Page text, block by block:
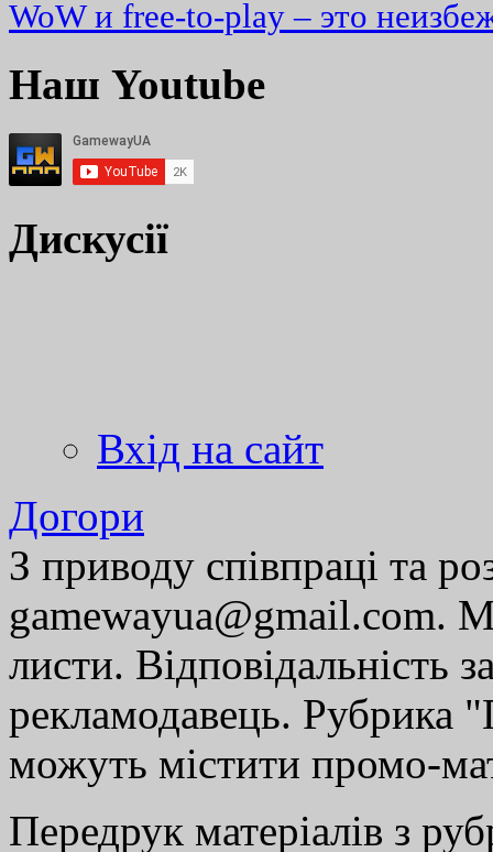
WoW и free-to-play – это
Наш Youtube
Дискусії
Вхід на сайт
Догори
З приводу співпраці та
gamewayua@gmail.com.
листи. Відповідальність
рекламодавець. Рубрика
можуть містити промо-
Передрук матеріалів з